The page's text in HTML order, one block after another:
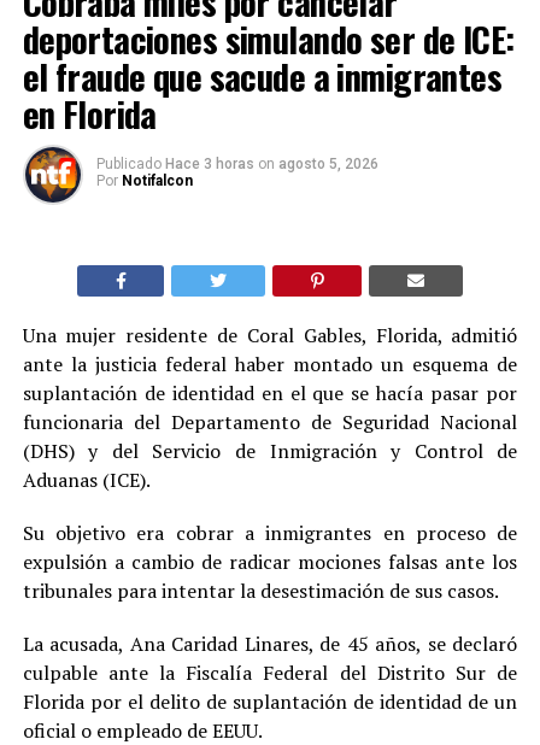
deportaciones simulando ser de ICE:
el fraude que sacude a inmigrantes
en Florida
Publicado Hace 3 horas on agosto 5, 2026
Por Notifalcon
Una mujer residente de Coral Gables, Florida, admitió
ante la justicia federal haber montado un esquema de
suplantación de identidad en el que se hacía pasar por
funcionaria del Departamento de Seguridad Nacional
(DHS) y del Servicio de Inmigración y Control de
Aduanas (ICE).
Su objetivo era cobrar a inmigrantes en proceso de
expulsión a cambio de radicar mociones falsas ante los
tribunales para intentar la desestimación de sus casos.
La acusada, Ana Caridad Linares, de 45 años, se declaró
culpable ante la Fiscalía Federal del Distrito Sur de
Florida por el delito de suplantación de identidad de un
oficial o empleado de EEUU.